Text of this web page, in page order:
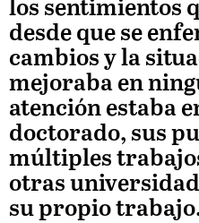
los sentimientos
desde que se
cambios y la
mejoraba en
atención estaba
doctorado, sus
múltiples
otras
su propio